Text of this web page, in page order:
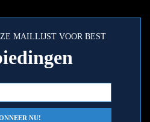
MAILLIJST VOOR BEST